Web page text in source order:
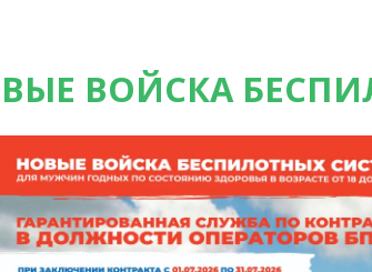
ВОЙСКА